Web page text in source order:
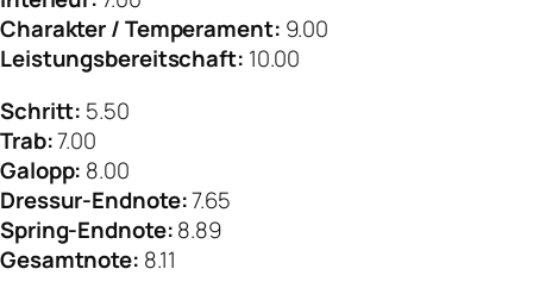
Charakter / Temperament: 9.00
Leistungsbereitschaft: 10.00
Schritt: 5.50
Trab:7.00
Galopp: 8.00
Dressur-Endnote:7.65
Spring-Endnote:8.89
Gesamtnote: 8.11